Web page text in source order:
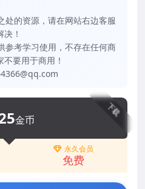
处的资源，请在网站右边客服
！
参考学习使用，不存在任何商
要用于商用！
下载
金币
永久会员
免费